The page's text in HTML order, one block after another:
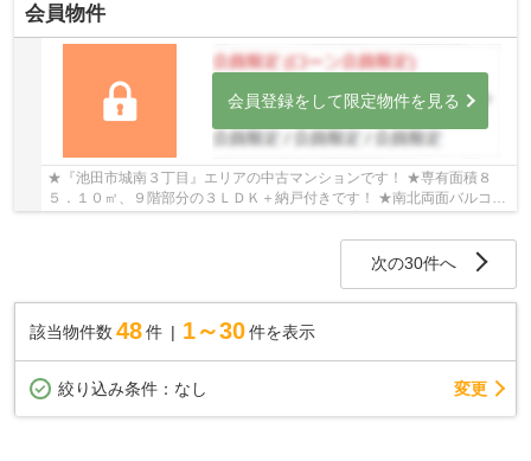
会員物件
会員登録をして限定物件を見る
★『池田市城南３丁目』エリアの中古マンションです！ ★専有面積８
５．１０㎡、９階部分の３ＬＤＫ＋納戸付きです！ ★南北両面バルコニ
ー付のオール電化マンションです！ ★ペット飼育相...
次の30件へ
該当物件数 48件 1～30 件を表示
絞り込み条件： なし 変更